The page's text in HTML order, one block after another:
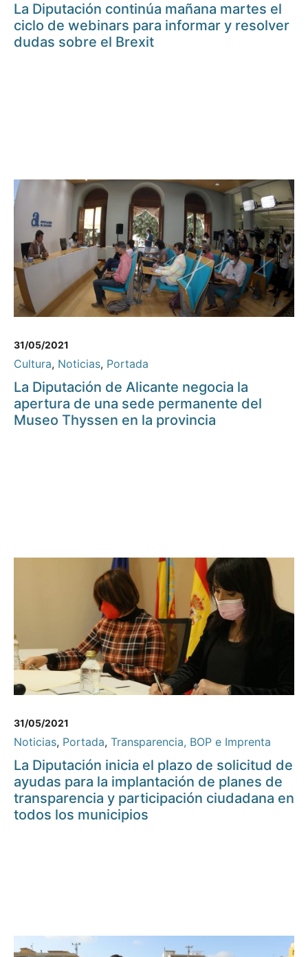
La Diputación continúa mañana martes el
ciclo de webinars para informar y resolver
dudas sobre el Brexit
31/05/2021
Cultura, Noticias, Portada
La Diputación de Alicante negocia la
apertura de una sede permanente del
Museo Thyssen en la provincia
31/05/2021
Noticias, Portada, Transparencia, BOP e Imprenta
La Diputación inicia el plazo de solicitud de
ayudas para la implantación de planes de
transparencia y participación ciudadana en
todos los municipios